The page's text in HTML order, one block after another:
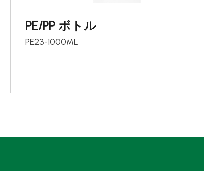
PE/PP ボトル
PE23-1000ML